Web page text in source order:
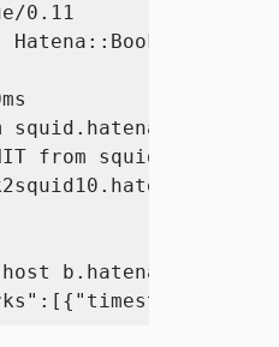
0.11
squid.hatena.ne.jp
from
host b.hatena.ne.jp